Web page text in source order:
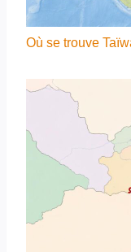
Où se trouve